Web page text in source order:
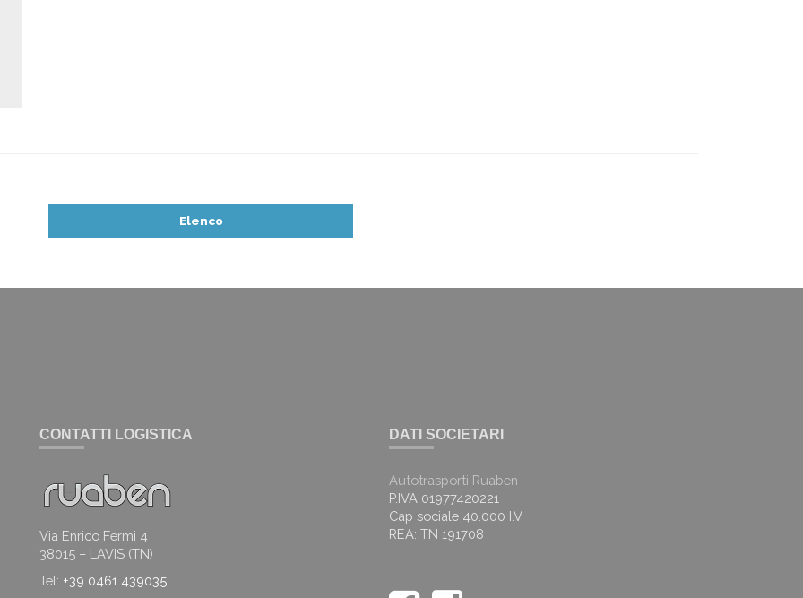
Elenco
CONTATTI LOGISTICA
Via Enrico Fermi 4
38015 – LAVIS (TN)
Tel: +39 0461 439035
DATI SOCIETARI
Autotrasporti Ruaben
P.IVA 01977420221
Cap sociale 40.000 I.V
REA: TN 191708